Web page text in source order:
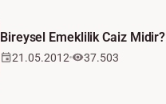
Bireysel Emeklilik Caiz Midir?
21.05.2012 37.503